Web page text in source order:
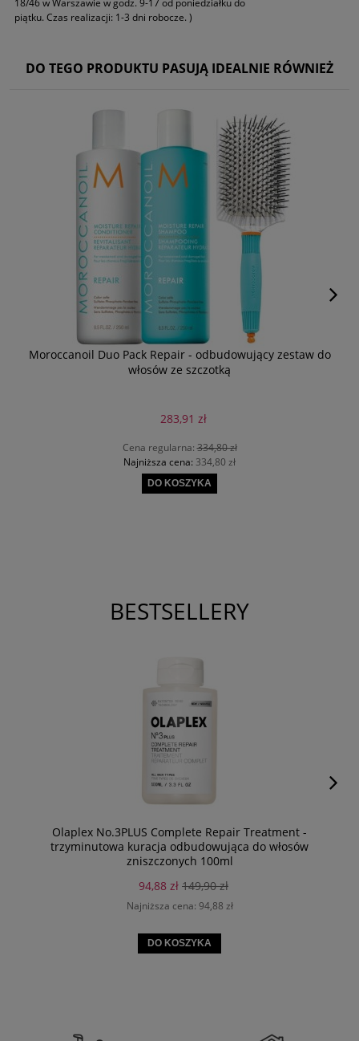
piątku. Czas realizacji: 1-3 dni robocze. )
DO TEGO PRODUKTU PASUJĄ IDEALNIE RÓWNIEŻ
Moroccanoil Duo Pack Repair - odbudowujący zestaw do
włosów ze szczotką
283,91 zł
Cena regularna:334,80 zł
Najniższa cena: 334,80 zł
DO KOSZYKA
BESTSELLERY
Olaplex No.3PLUS Complete Repair Treatment -
trzyminutowa kuracja odbudowująca do włosów
zniszczonych 100ml
94,88 zł 149,90 zł
Najniższa cena: 94,88 zł
DO KOSZYKA